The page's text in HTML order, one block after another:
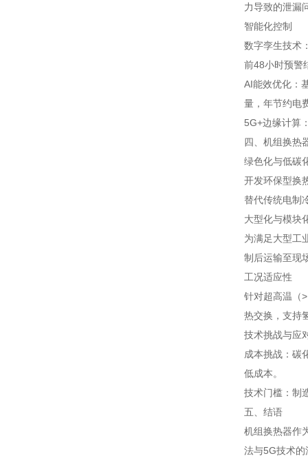
力导致的泄漏
智能化控制
数字孪生技术
前48小时预警
AI能效优化：
量，年节约电
5G+边缘计算
四、机组换热
绿色化与低碳
开发环保型换
替代传统电制
大型化与模块
为满足大型工
制后运输至现
工况适应性
针对超高温（
热交换，支持
技术挑战与应
成本挑战：碳
低成本。
技术门槛：制
五、结语
机组换热器作
法与5G技术